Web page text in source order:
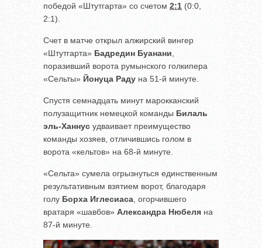
победой «Штутгарта» со счетом 2:1 (0:0,
2:1).
Счет в матче открыл алжирский вингер
«Штутгарта» Бадредин Буанани
поразивший ворота румынского голкипера
«Сельты» Йонуца Раду на 51-й минуте.
Спустя семнадцать минут марокканский
полузащитник немецкой команды Билаль
эль-Ханнус удваивает преимущество
команды хозяев, отличившись голом в
ворота «кельтов» на 68-й минуте.
«Сельта» сумела огрызнуться единственным
результативным взятием ворот, благодаря
голу Борха Иглесиаса , огорчившего
вратаря «шавбов» Александра Нюбеля на
87-й минуте.